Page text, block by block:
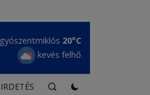
Maroshévíz 21°C
tiszta égbolt